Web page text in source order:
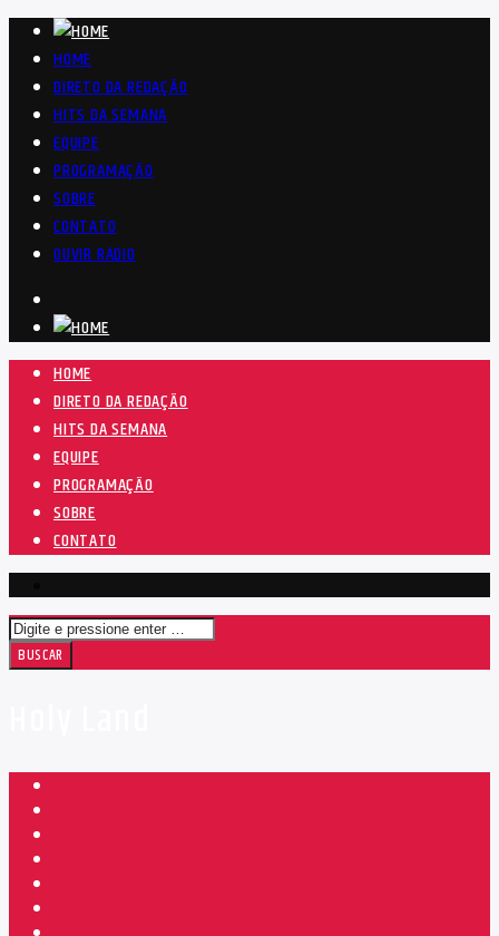
HOME
DIRETO DA REDAÇÃO
HITS DA SEMANA
EQUIPE
PROGRAMAÇÃO
SOBRE
CONTATO
OUVIR RÁDIO
HOME
DIRETO DA REDAÇÃO
HITS DA SEMANA
EQUIPE
PROGRAMAÇÃO
SOBRE
CONTATO